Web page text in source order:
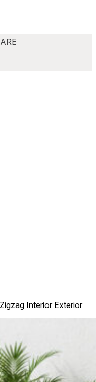
Interior Exterior
a personaliza conținutul și
modul în care utilizezi
cu alte date primite de la tine
identificarea persoanei.
se află utilizatorul.
și, astfel, mai valoroase
cookie-uri aflate în